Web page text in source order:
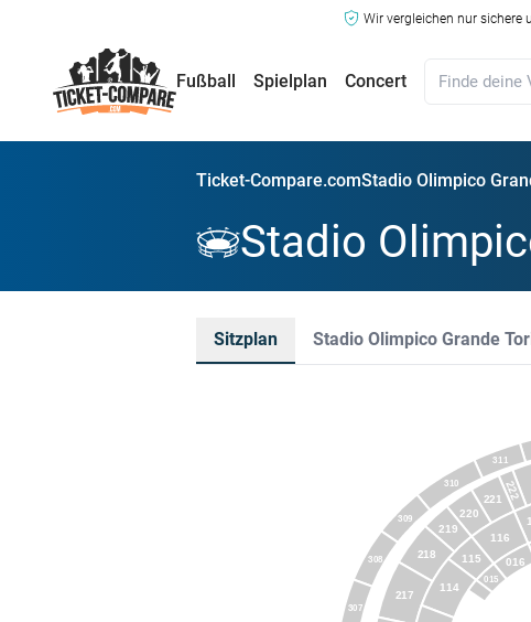
Wir vergleichen nur sichere
Fußball Spielplan Concert
Ticket-Compare.comStadio Olimpico
Stadio
Sitzplan Stadio Olimpico Grande
015
016
114
115
116
217
218
219
220
221222
307
308
309
310
311